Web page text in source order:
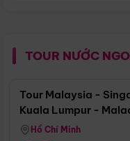
TOUR NƯỚC
Tour Malaysia -
Kuala Lumpur -
Singapore
Hồ Chí Minh